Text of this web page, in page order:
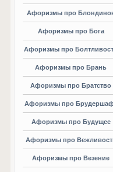
Афоризмы про
Афоризмы про Бога
Афоризмы про
Афоризмы про Брань
Афоризмы про Братство
Афоризмы про
Афоризмы про Будущее
Афоризмы про
Афоризмы про Везение